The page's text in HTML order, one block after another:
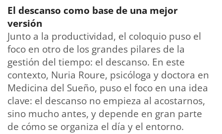
El descanso como base de una mejor
versión
Junto a la productividad, el coloquio puso el
foco en otro de los grandes pilares de la
gestión del tiempo: el descanso. En este
contexto, Nuria Roure, psicóloga y doctora en
Medicina del Sueño, puso el foco en una idea
clave: el descanso no empieza al acostarnos,
sino mucho antes, y depende en gran parte
de cómo se organiza el día y el entorno.